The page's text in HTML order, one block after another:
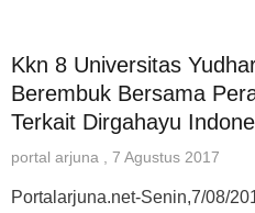
Kkn 8 Universitas
Berembuk Bersama
Terkait Dirgahayu
portal arjuna 7 Agustus 2017
Portalarjuna.net-Senin,7/08/